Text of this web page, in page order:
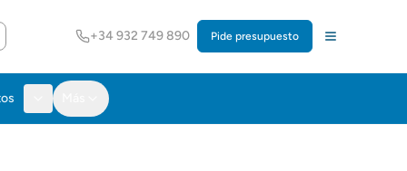
+34 932 749 890 Pide presupuesto